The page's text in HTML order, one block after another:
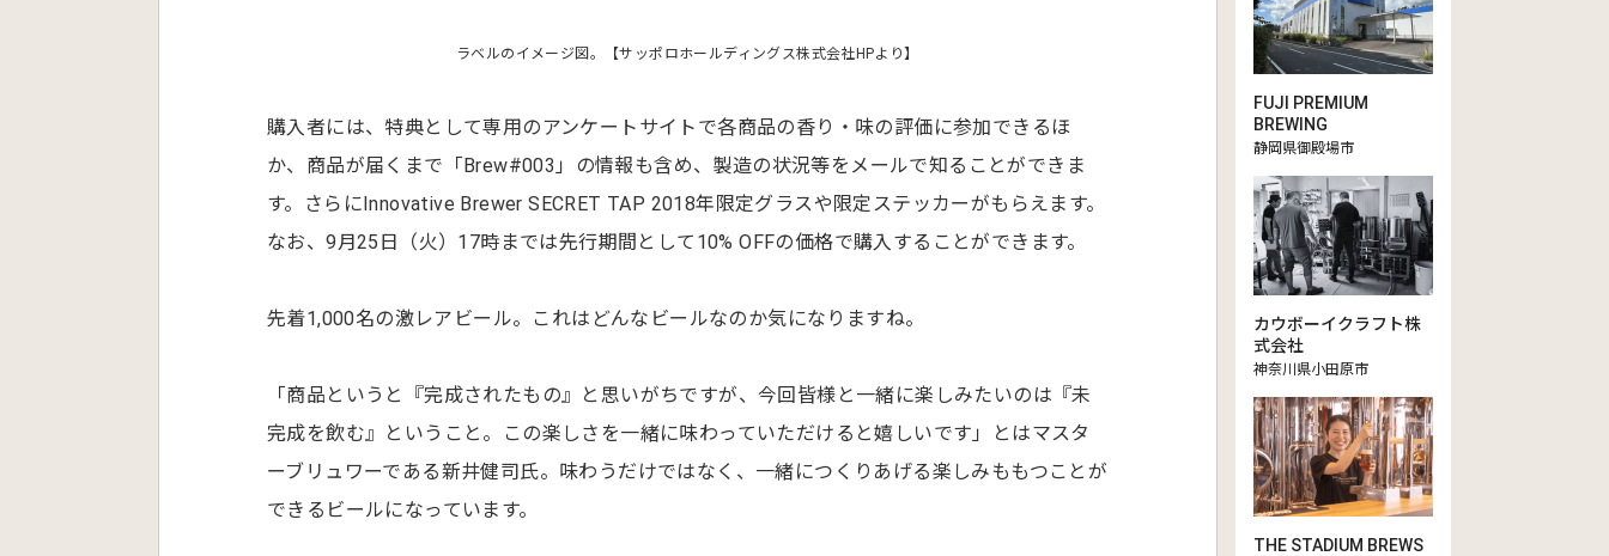
ラベルのイメージ図。【サッポロホールディングス株式会社HPより】
購入者には、特典として専用のアンケートサイトで各商品の香り・味の評価に参加できるほ
か、商品が届くまで「Brew#003」の情報も含め、製造の状況等をメールで知ることができま
す。さらにInnovative Brewer SECRET TAP 2018年限定グラスや限定ステッカーがもらえます。
なお、9月25日（火）17時までは先行期間として10% OFFの価格で購入することができます。
先着1,000名の激レアビール。これはどんなビールなのか気になりますね。
「商品というと『完成されたもの』と思いがちですが、今回皆様と一緒に楽しみたいのは『未
完成を飲む』ということ。この楽しさを一緒に味わっていただけると嬉しいです」とはマスタ
ーブリュワーである新井健司氏。味わうだけではなく、一緒につくりあげる楽しみももつことが
できるビールになっています。
FUJI PREMIUM
BREWING
静岡県御殿場市
カウボーイクラフト株
式会社
神奈川県小田原市
THE STADIUM BREWS